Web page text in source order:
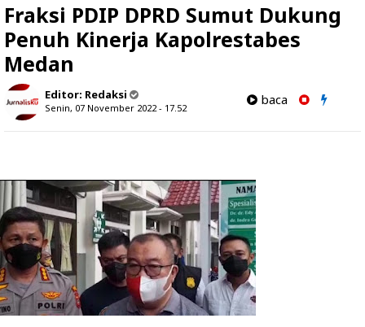
Fraksi PDIP DPRD Sumut Dukung
Penuh Kinerja Kapolrestabes
Medan
Editor: Redaksi
Senin, 07 November 2022 - 17.52
baca